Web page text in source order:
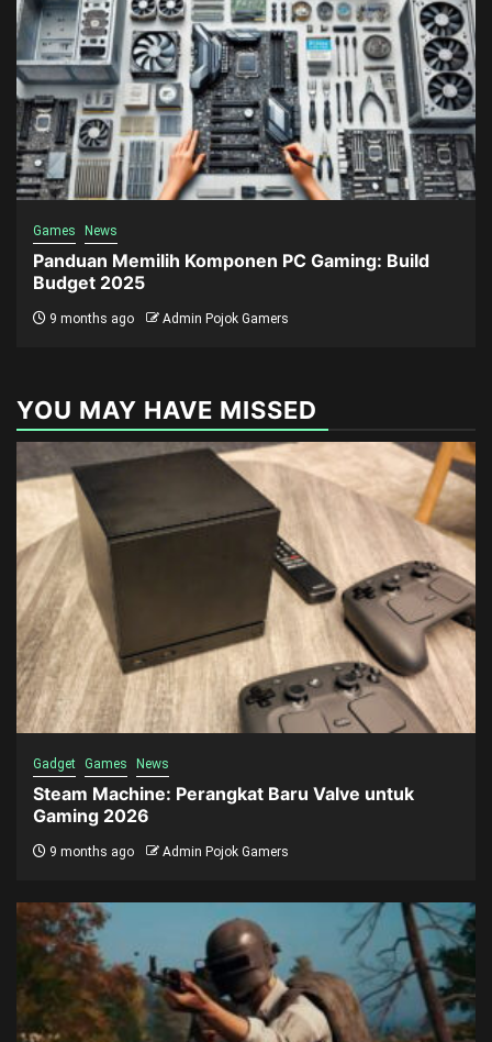
Games News
Panduan Memilih Komponen PC Gaming: Build
Budget 2025
9 months ago Admin Pojok Gamers
YOU MAY HAVE MISSED
Gadget Games News
Steam Machine: Perangkat Baru Valve untuk
Gaming 2026
9 months ago Admin Pojok Gamers